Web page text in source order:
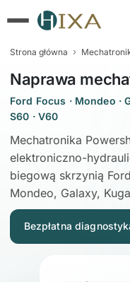
Strona główna ›
Naprawa
Ford Focus · Mondeo ·
S60 · V60
Mechatronika
elektroniczno-
biegową skrzynią
Mondeo, Galaxy,
Bezpłatna